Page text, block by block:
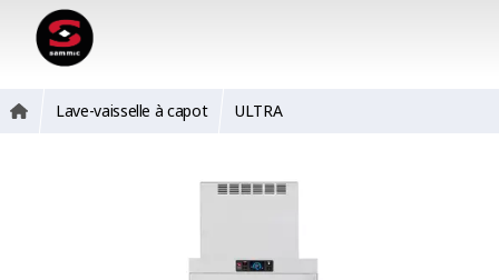
Lave-vaisselle à capot ULTRA